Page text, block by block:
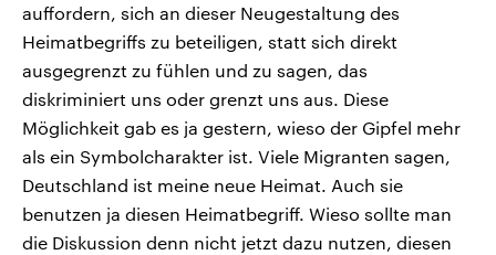
auffordern, sich an dieser Neugestaltung des
Heimatbegriffs zu beteiligen, statt sich direkt
ausgegrenzt zu fühlen und zu sagen, das
diskriminiert uns oder grenzt uns aus. Diese
Möglichkeit gab es ja gestern, wieso der Gipfel mehr
als ein Symbolcharakter ist. Viele Migranten sagen,
Deutschland ist meine neue Heimat. Auch sie
benutzen ja diesen Heimatbegriff. Wieso sollte man
die Diskussion denn nicht jetzt dazu nutzen, diesen